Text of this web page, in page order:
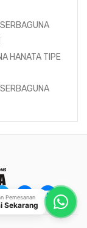
HANATA TIPE
Pemesanan
Sekarang